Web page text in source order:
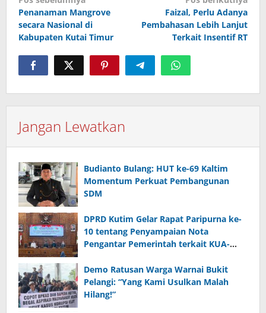
pos
Penanaman Mangrove
secara Nasional di
Kabupaten Kutai Timur
Faizal, Perlu Adanya
Pembahasan Lebih Lanjut
Terkait Insentif RT
Jangan Lewatkan
Budianto Bulang: HUT ke-69 Kaltim
Momentum Perkuat Pembangunan
SDM
DPRD Kutim Gelar Rapat Paripurna ke-
10 tentang Penyampaian Nota
Pengantar Pemerintah terkait KUA-
Demo Ratusan Warga Warnai Bukit
Pelangi: “Yang Kami Usulkan Malah
Hilang!”